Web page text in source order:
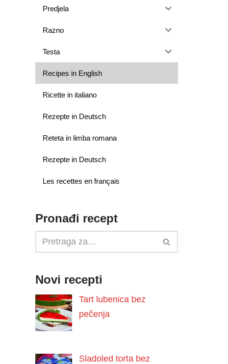
Predjela
Razno
Testa
Recipes in English
Ricette in italiano
Rezepte in Deutsch
Reteta in limba romana
Rezepte in Deutsch
Les recettes en français
Pronađi recept
Novi recepti
Tart lubenica bez
pečenja
Sladoled torta bez